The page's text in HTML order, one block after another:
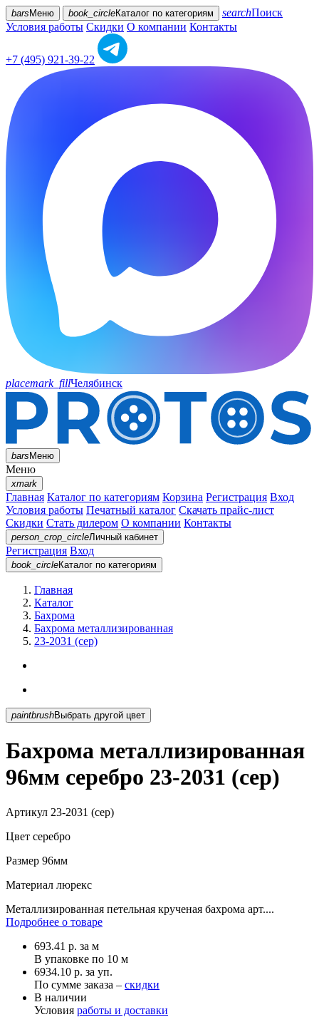
bars Меню book_circleКаталог по категориям searchПоиск
Условия работы Скидки О компании Контакты
+7 (495) 921-39-22
placemark_fillЧелябинск
barsМеню
Меню
xmark
Главная Каталог по категориям Корзина Регистрация Вход
Условия работы Печатный каталог Скачать прайс-лист
Скидки Стать дилером О компании Контакты
person_crop_circleЛичный кабинет
Регистрация Вход
book_circleКаталог по категориям
Главная
Каталог
Бахрома
Бахрома металлизированная
23-2031 (сер)
paintbrush Выбрать другой цвет
Бахрома металлизированная
96мм серебро 23-2031 (сер)
Артикул 23-2031 (сер)
Цвет серебро
Размер 96мм
Материал люрекс
Металлизированная петельная крученая бахрома арт....
Подробнее о товаре
693.41 р. за м
В упаковке по 10 м
6934.10 р. за уп.
По сумме заказа – скидки
В наличии
Условия работы и доставки